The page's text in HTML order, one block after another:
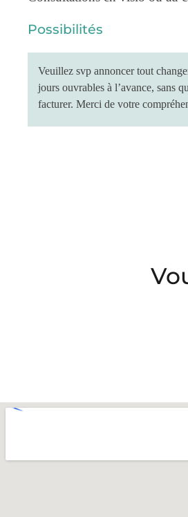
Possibilités
Veuillez svp annoncer tout
jours ouvrables à l’avance, sans
facturer. Merci de votre